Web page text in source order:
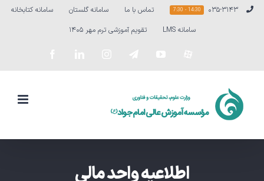
Skip
۰۳۵-۳۱۴۳ 14:30 - 7:30 تماس با ما سامانه گلستان
سامانه کتابخانه
سامانه LMS
تقویم آموزشی ترم مهر ۱۴۰۵
YouTubeسفارشی
اطلاعیه واحد مالی